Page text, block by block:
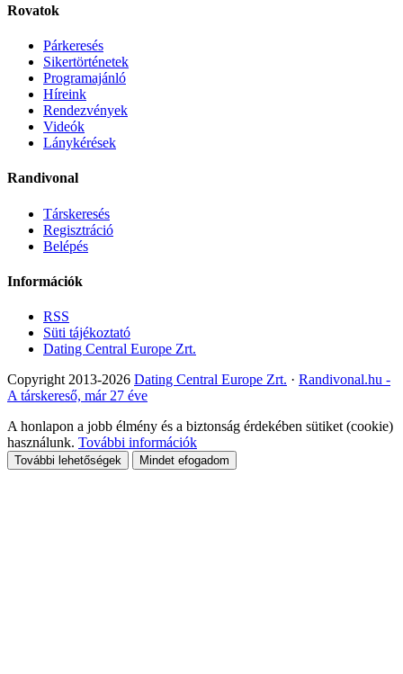
Rovatok
Párkeresés
Sikertörténetek
Programajánló
Híreink
Rendezvények
Videók
Lánykérések
Randivonal
Társkeresés
Regisztráció
Belépés
Információk
RSS
Süti tájékoztató
Dating Central Europe Zrt.
Copyright 2013-2026 Dating Central Europe Zrt. · Randivonal.hu -
A társkereső, már 27 éve
A honlapon a jobb élmény és a biztonság érdekében sütiket (cookie)
használunk. További információk
További lehetőségek Mindet efogadom